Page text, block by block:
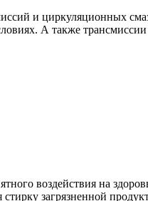
и циркуляционных
А также
воздействия на
загрязненной